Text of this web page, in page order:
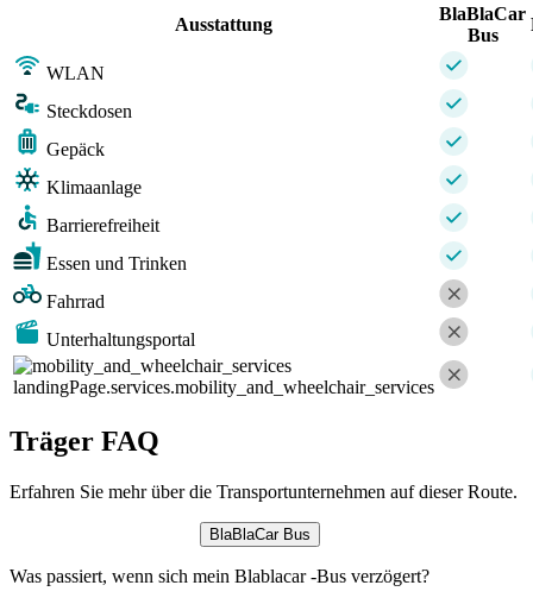
Ausstattung
BlaBlaCar
Bus
WLAN
Steckdosen
Gepäck
Klimaanlage
Barrierefreiheit
Essen und Trinken
Fahrrad
Unterhaltungsportal
landingPage.services.mobility_and_wheelchair_services
Träger FAQ
Erfahren Sie mehr über die Transportunternehmen auf dieser Route.
BlaBlaCar Bus
Was passiert, wenn sich mein Blablacar -Bus verzögert?